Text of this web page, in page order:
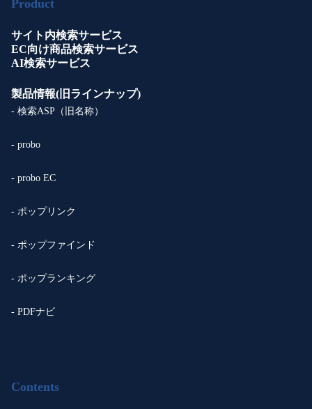
Product
サイト内検索サービス
EC向け商品検索サービス
AI検索サービス
製品情報(旧ラインナップ)
- 検索ASP（旧名称）
- probo
- probo EC
- ポップリンク
- ポップファインド
- ポップランキング
- PDFナビ
Contents